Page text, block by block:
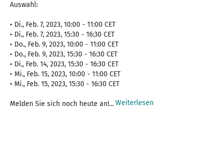
Auswahl:
• Di., Feb. 7, 2023, 10:00 - 11:00 CET
• Di., Feb. 7, 2023, 15:30 - 16:30 CET
• Do., Feb. 9, 2023, 10:00 - 11:00 CET
• Do., Feb. 9, 2023, 15:30 - 16:30 CET
• Di., Feb. 14, 2023, 15:30 - 16:30 CET
• Mi., Feb. 15, 2023, 10:00 - 11:00 CET
• Mi., Feb. 15, 2023, 15:30 - 16:30 CET
Melden Sie sich noch heute an!... Weiterlesen